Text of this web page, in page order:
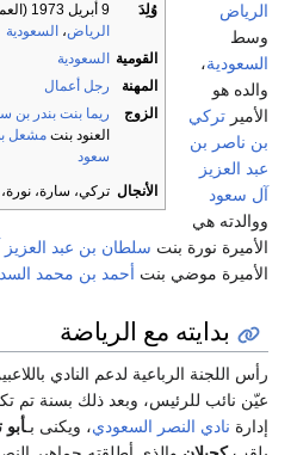
9 أبريل 1973
(العمر 53 سنة)
الرياض،السعودية
القومية السعودية
رجل أعمال
ريما بنت بندر بن
العنود بنتمشعل بن
الأنجال تركي، سارة، نورة،
،
هو
تركي
ناصر بن
العزيز
سعود
هي
نورة بنت سلطان بن عبد العزيز آل
موضي بنت أحمد بن محمد السديري
بدايته مع الرياضة
نائب للرئيس، وبعد ذلك بسنة تم
نادي النصر السعودي، ويكنى بـأبو